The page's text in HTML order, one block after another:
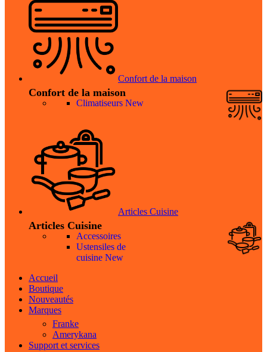
Confort de la maison
Confort de la maison
Climatiseurs New
Articles Cuisine
Articles Cuisine
Accessoires
Ustensiles de
cuisine New
Accueil
Boutique
Nouveautés
Marques
Franke
Amerykana
Support et services